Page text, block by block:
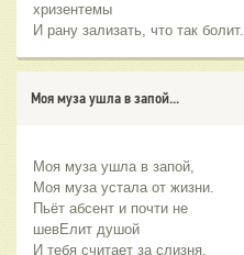
хризентемы
И рану зализать, что так болит.
Моя муза ушла в запой...
Моя муза ушла в запой,
Моя муза устала от жизни.
Пьёт абсент и почти не
шевЕлит душой
И тебя считает за слизня.